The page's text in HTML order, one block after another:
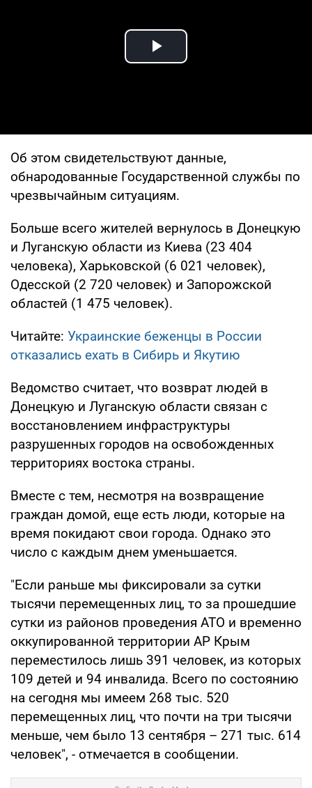
Play Video
Об этом свидетельствуют данные,
обнародованные Государственной службы по
чрезвычайным ситуациям.
Больше всего жителей вернулось в Донецкую
и Луганскую области из Киева (23 404
человека), Харьковской (6 021 человек),
Одесской (2 720 человек) и Запорожской
областей (1 475 человек).
Читайте: Украинские беженцы в России
отказались ехать в Сибирь и Якутию
Ведомство считает, что возврат людей в
Донецкую и Луганскую области связан с
восстановлением инфраструктуры
разрушенных городов на освобожденных
территориях востока страны.
Вместе с тем, несмотря на возвращение
граждан домой, еще есть люди, которые на
время покидают свои города. Однако это
число с каждым днем уменьшается.
"Если раньше мы фиксировали за сутки
тысячи перемещенных лиц, то за прошедшие
сутки из районов проведения АТО и временно
оккупированной территории АР Крым
переместилось лишь 391 человек, из которых
109 детей и 94 инвалида. Всего по состоянию
на сегодня мы имеем 268 тыс. 520
перемещенных лиц, что почти на три тысячи
меньше, чем было 13 сентября – 271 тыс. 614
человек", - отмечается в сообщении.